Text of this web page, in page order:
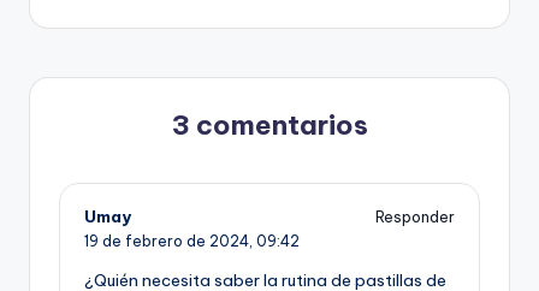
3 comentarios
Umay
Responder
19 de febrero de 2024, 09:42
¿Quién necesita saber la rutina de pastillas de